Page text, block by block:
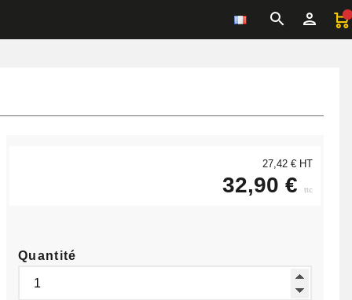
27,42 € HT
32,90 € ttc
Quantité